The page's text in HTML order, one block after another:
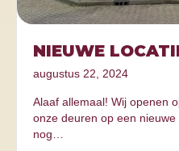
NIEUWE
augustus 22, 2024
Alaaf allemaal! Wij openen
onze deuren op een
nog…